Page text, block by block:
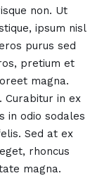
non. Ut
ipsum nisl
purus sed
pretium et
magna.
Curabitur in ex
in odio sodales
Sed at ex
rhoncus
magna.